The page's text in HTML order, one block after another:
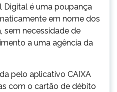
Digital é uma poupança
em nome dos
sem necessidade de
a uma agência da
pelo aplicativo CAIXA
com o cartão de débito